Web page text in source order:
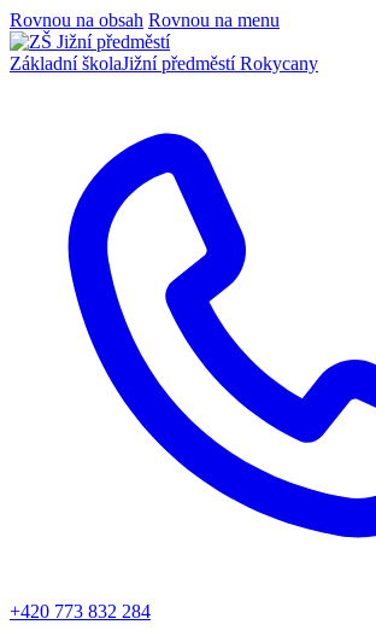
Rovnou na obsah Rovnou na menu
Základní školaJižní předměstí Rokycany
+420 773 832 284